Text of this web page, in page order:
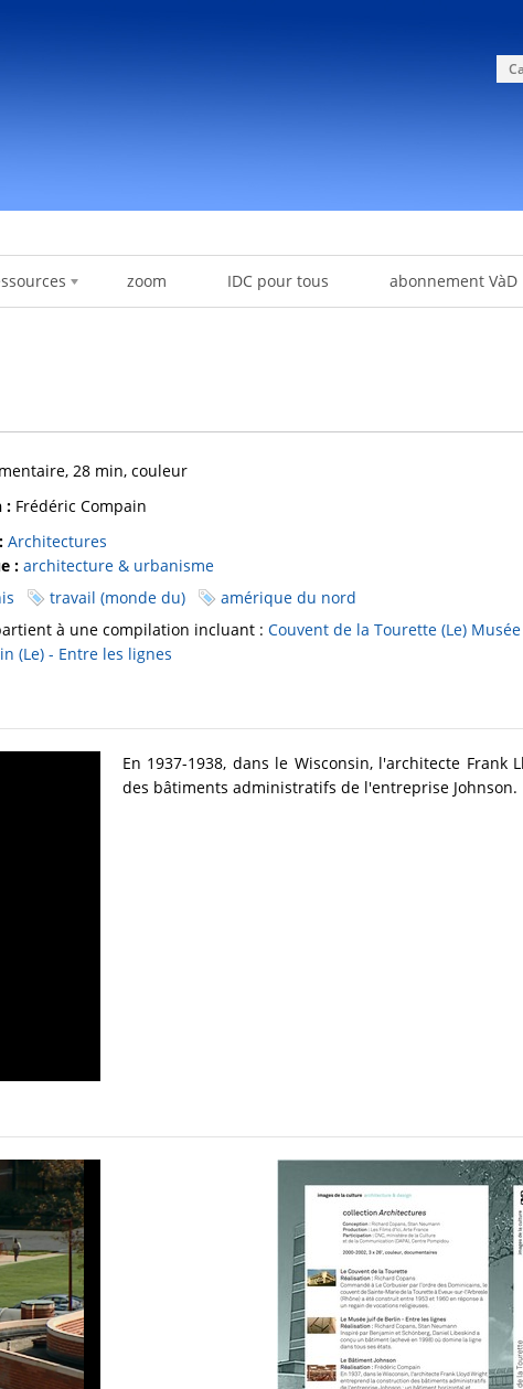
zoom IDC pour tous abonnement VàD
28 min, couleur
: Frédéric Compain
Architectures
: architecture & urbanisme
travail (monde du)
amérique du nord
à une compilation incluant : Couvent de la Tourette (Le) Musée
(Le) - Entre les lignes
En 1937-1938, dans le Wisconsin, l'architecte
des bâtiments administratifs de l'entreprise Johnson.